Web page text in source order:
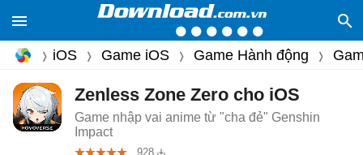
iOS Game iOS Game Hành động
Zenless Zone Zero cho iOS
Game nhập vai anime từ "cha đẻ" Genshin
Impact
928